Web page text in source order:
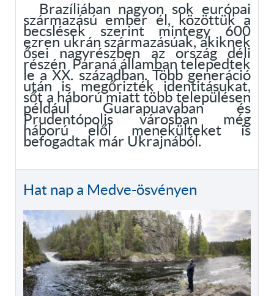
Brazíliában nagyon sok európai
származású ember él, közöttük a
becslések szerint mintegy 600
ezren ukrán származásúak, akiknek
ősei nagyrészben az ország déli
részén Paraná államban telepedtek
le a XX. században. Több generáció
után is megőrizték identitásukat,
sőt a háború miatt több településen
például Guarapuavaban és
Prudentópolis városban még
háború elől menekülteket is
befogadtak már Ukrajnából.
Hat nap a Medve-ösvényen